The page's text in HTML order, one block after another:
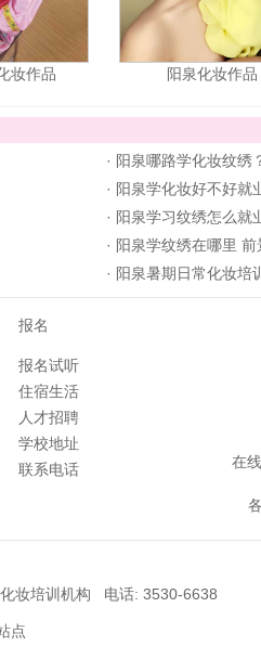
妆作品 阳泉化妆作品
· 阳泉哪路学化妆纹绣
· 阳泉学化妆好不好就
· 阳泉学习纹绣怎么就
· 阳泉学纹绣在哪里
· 阳泉暑期日常化妆培
报名
在
报名试听
住宿生活
人才招聘
学校地址
联系电话
妆培训机构 电话: 3530-6638
点